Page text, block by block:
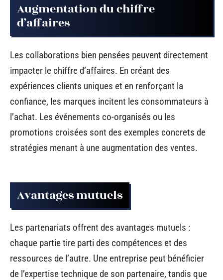
Augmentation du chiffre
d’affaires
Les collaborations bien pensées peuvent directement
impacter le chiffre d’affaires. En créant des
expériences clients uniques et en renforçant la
confiance, les marques incitent les consommateurs à
l’achat. Les événements co-organisés ou les
promotions croisées sont des exemples concrets de
stratégies menant à une augmentation des ventes.
Avantages mutuels
Les partenariats offrent des avantages mutuels :
chaque partie tire parti des compétences et des
ressources de l’autre. Une entreprise peut bénéficier
de l’expertise technique de son partenaire, tandis que